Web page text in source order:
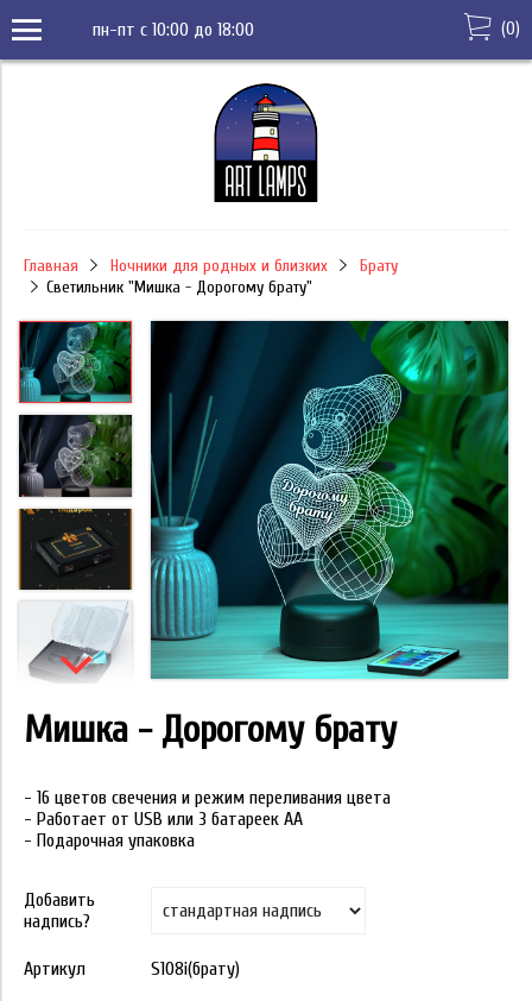
пн-пт с 10:00 до 18:00 (0)
Главная Ночники для родных и близких
Брату
Светильник "Мишка - Дорогому брату"
Мишка - Дорогому брату
- 16 цветов свечения и режим переливания цвета
- Работает от USB или 3 батареек АА
- Подарочная упаковка
Добавить
надпись?
Артикул S108i(брату)